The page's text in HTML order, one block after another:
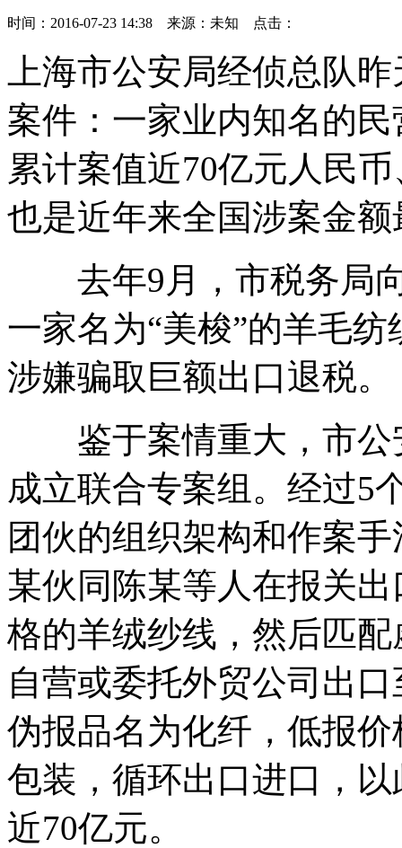
时间：2016-07-23 14:38 来源：未知 点击：
上海市公安局经侦总队
案件：一家业内知名的
累计案值近70亿元人民
也是近年来全国涉案金
去年9月，市税务局向
一家名为“美梭”的羊毛
涉嫌骗取巨额出口退税。
鉴于案情重大，市公
成立联合专案组。经过5
团伙的组织架构和作案
某伙同陈某等人在报关
格的羊绒纱线，然后匹
自营或委托外贸公司出
伪报品名为化纤，低报
包装，循环出口进口，
近70亿元。